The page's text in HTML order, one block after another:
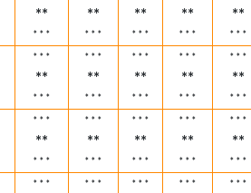
**
* * *
**
* * *
**
* * *
**
* * *
**
* * *
* * *
**
* * *
* * *
**
* * *
* * *
**
* * *
* * *
**
* * *
* * *
**
* * *
* * *
**
* * *
* * *
**
* * *
* * *
**
* * *
* * *
**
* * *
* * *
**
* * *
* * * * * * * * * * * * * * *